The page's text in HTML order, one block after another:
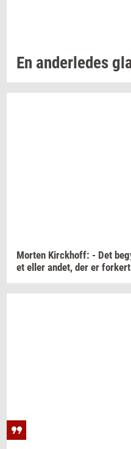
En an­der­le­des
Mor­ten Kirck­hoff: - Det
et eller andet, der er for­kert